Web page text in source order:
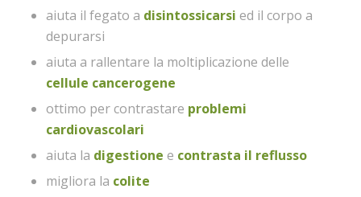
aiuta il fegato a disintossicarsi ed il corpo a
depurarsi
aiuta a rallentare la moltiplicazione delle
cellule cancerogene
ottimo per contrastare problemi
cardiovascolari
aiuta la digestione e contrasta il reflusso
migliora la colite